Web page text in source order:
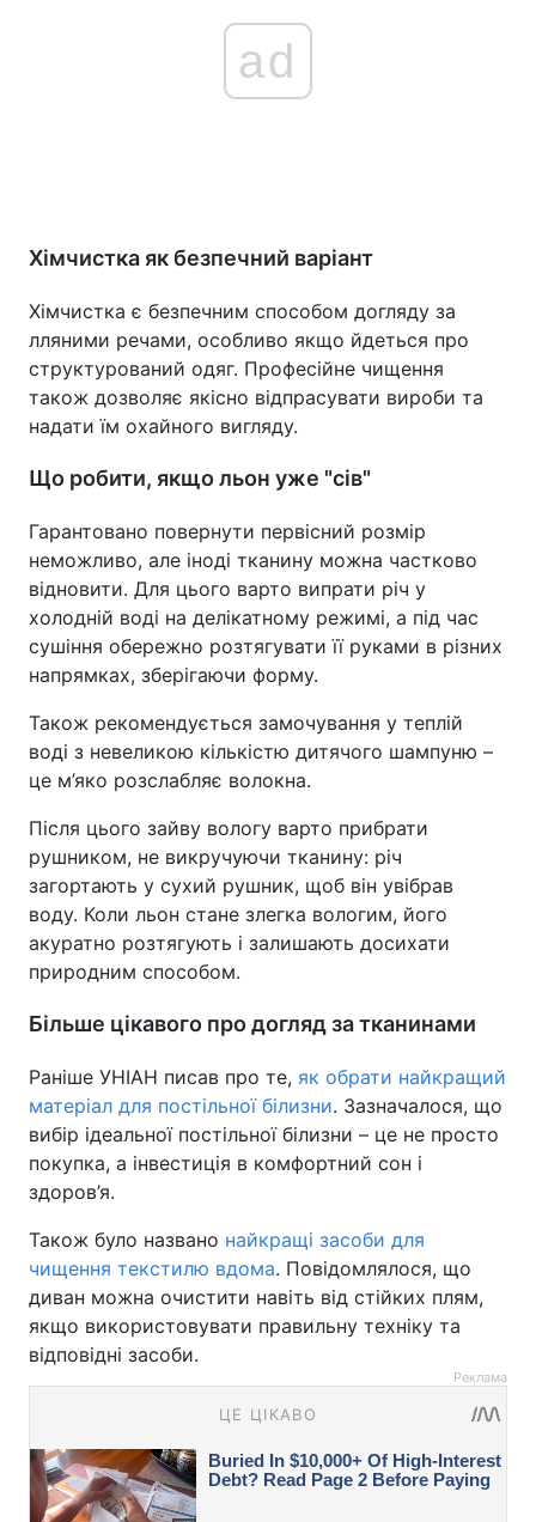
ad
Хімчистка як безпечний варіант
Хімчистка є безпечним способом догляду за
лляними речами, особливо якщо йдеться про
структурований одяг. Професійне чищення
також дозволяє якісно відпрасувати вироби та
надати їм охайного вигляду.
Що робити, якщо льон уже "сів"
Гарантовано повернути первісний розмір
неможливо, але іноді тканину можна частково
відновити. Для цього варто випрати річ у
холодній воді на делікатному режимі, а під час
сушіння обережно розтягувати її руками в різних
напрямках, зберігаючи форму.
Також рекомендується замочування у теплій
воді з невеликою кількістю дитячого шампуню –
це м’яко розслабляє волокна.
Після цього зайву вологу варто прибрати
рушником, не викручуючи тканину: річ
загортають у сухий рушник, щоб він увібрав
воду. Коли льон стане злегка вологим, його
акуратно розтягують і залишають досихати
природним способом.
Більше цікавого про догляд за тканинами
Раніше УНІАН писав про те, як обрати найкращий
матеріал для постільної білизни. Зазначалося, що
вибір ідеальної постільної білизни – це не просто
покупка, а інвестиція в комфортний сон і
здоров’я.
Також було названо найкращі засоби для
чищення текстилю вдома. Повідомлялося, що
диван можна очистити навіть від стійких плям,
якщо використовувати правильну техніку та
відповідні засоби.
Реклама